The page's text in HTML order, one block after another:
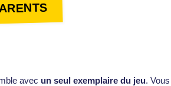
avec un seul exemplaire du jeu.